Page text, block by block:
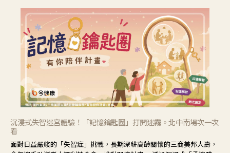
沉浸式失智迷宮體驗！「記憶鑰匙圈」打開迷霧。北中南場次一次
看
面對日益嚴峻的「失智症」挑戰，長期深耕高齡關懷的三商美邦人壽，